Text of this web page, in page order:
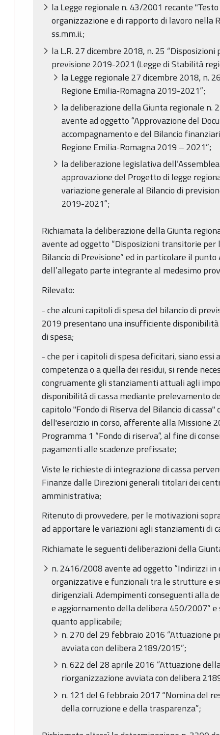
la Legge regionale n. 43/2001 recante
organizzazione e di rapporto di lavoro nella
ss.mm.ii.;
la L.R. 27 dicembre 2018, n. 25
previsione 2019-2021 (Legge di Stabilità
la Legge regionale 27 dicembre 2018, n.
Regione Emilia-Romagna 2019-2021”;
la deliberazione della Giunta regionale n.
avente ad oggetto “Approvazione del
accompagnamento e del Bilancio
Regione Emilia-Romagna 2019 – 2021”;
la deliberazione legislativa
approvazione del Progetto di legge
variazione generale al Bilancio di
2019-2021”;
Richiamata la deliberazione della Giunta
avente ad oggetto “Disposizioni transitorie
Bilancio di Previsione” ed in particolare il
dell’allegato parte integrante al medesimo
Rilevato:
- che alcuni capitoli di spesa del bilancio di
2019 presentano una insufficiente
di spesa;
- che per i capitoli di spesa deficitari, siano
competenza o a quella dei residui, si rende
congruamente gli stanziamenti attuali agli
disponibilità di cassa mediante prelevamento
capitolo "Fondo di Riserva del Bilancio di
dell'esercizio in corso, afferente alla Missione
Programma 1 “Fondo di riserva”, al fine di
pagamenti alle scadenze prefissate;
Viste le richieste di integrazione di cassa
Finanze dalle Direzioni generali titolari dei
amministrativa;
Ritenuto di provvedere, per le motivazioni
ad apportare le variazioni agli stanziamenti di
Richiamate le seguenti deliberazioni della
n. 2416/2008 avente ad oggetto “Indirizzi
organizzative e funzionali tra le strutture e
dirigenziali. Adempimenti conseguenti alla
e aggiornamento della delibera 450/2007” e
quanto applicabile;
n. 270 del 29 febbraio 2016 “Attuazione
avviata con delibera 2189/2015”;
n. 622 del 28 aprile 2016 “Attuazione
riorganizzazione avviata con delibera
n. 121 del 6 febbraio 2017 “Nomina del
della corruzione e della trasparenza”;